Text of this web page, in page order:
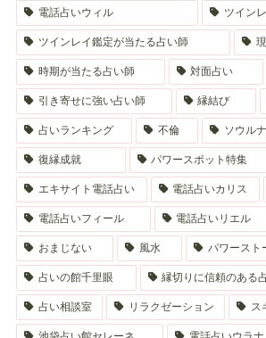
電話占いウィル ツイン
ツインレイ鑑定が当たる占い師
時期が当たる占い師 対面占い
引き寄せに強い占い師 縁結び
占いランキング 不倫 ソウル
復縁成就 パワースポット特集
エキサイト電話占い 電話占いカリス
電話占いフィール 電話占いリエル
おまじない 風水 パワースト
占いの館千里眼 縁切りに信頼のある
占い相談室 リラクゼーション ス